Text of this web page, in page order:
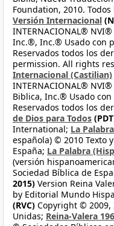
Foundation, 2010.
Versión Internacional
INTERNACIONAL®
Inc.®, Inc.® Usado con
Reservados todos los
permission. All rights
Internacional (Castilian)
INTERNACIONAL®
Biblica, Inc.® Usado
Reservados todos los
de Dios para Todos
International; La
española) © 2010 Texto
España; La Palabra
(versión
Sociedad Bíblica de
2015) Version Reina
by Editorial Mundo
(RVC) Copyright © 2009,
Unidas; Reina-Valera